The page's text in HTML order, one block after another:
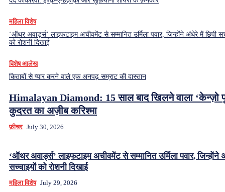
महिला विशेष
‘ऑथर अवार्ड्स’ लाइफटाइम अचीवमेंट से सम्मानित उर्मिला पवार, जिन्होंने अंधेरे में छिपी
को रोशनी दिखाई
विशेष आलेख
किताबों से प्यार करने वाले एक अनपढ़ सम्राट की दास्तान
Himalayan Diamond: 15 साल बाद खिलने वाला ‘केन्ज़ो
कुदरत का अज़ीब करिश्मा
फ़ीचर July 30, 2026
‘ऑथर अवार्ड्स’ लाइफटाइम अचीवमेंट से सम्मानित उर्मिला पवार, जिन्होंने
सच्चाइयों को रोशनी दिखाई
महिला विशेष July 29, 2026